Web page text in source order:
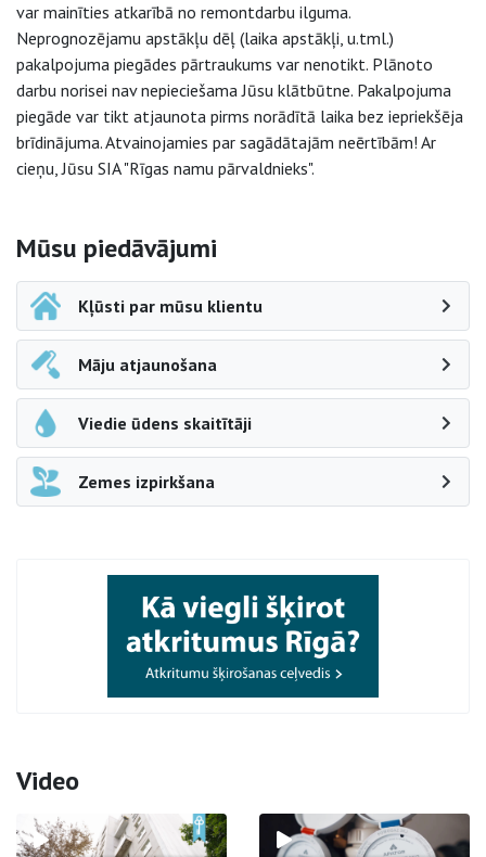
var mainīties atkarībā no remontdarbu ilguma.
Neprognozējamu apstākļu dēļ (laika apstākļi, u.tml.)
pakalpojuma piegādes pārtraukums var nenotikt. Plānoto
darbu norisei nav nepieciešama Jūsu klātbūtne. Pakalpojuma
piegāde var tikt atjaunota pirms norādītā laika bez iepriekšēja
brīdinājuma. Atvainojamies par sagādātajām neērtībām! Ar
cieņu, Jūsu SIA "Rīgas namu pārvaldnieks".
Sāna navigācija
Mūsu piedāvājumi
Kļūsti par mūsu klientu
Māju atjaunošana
Viedie ūdens skaitītāji
Zemes izpirkšana
Video